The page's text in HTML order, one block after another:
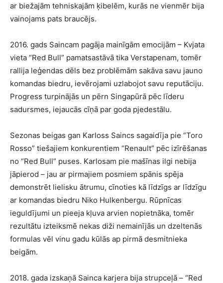
ar biežajām tehniskajām ķibelēm, kurās ne vienmēr bija
vainojams pats braucējs.
2016. gads Saincam pagāja mainīgām emocijām – Kvjata
vieta “Red Bull” pamatsastāvā tika Verstapenam, tomēr
rallija leģendas dēls bez problēmām sakāva savu jauno
komandas biedru, ievērojami uzlabojot savu reputāciju.
Progress turpinājās un pērn Singapūrā pēc līderu
sadursmes, iejaucās cīņā par goda pjedestālu.
Sezonas beigas gan Karloss Saincs sagaidīja pie “Toro
Rosso” tiešajiem konkurentiem “Renault” pēc izīrēšanas
no “Red Bull” puses. Karlosam pie mašīnas ilgi nebija
jāpierod – jau ar pirmajiem posmiem spānis spēja
demonstrēt lielisku ātrumu, cīnoties kā līdzīgs ar līdzīgu
ar komandas biedru Niko Hulkenbergu. Rūpnīcas
ieguldījumi un pieeja kļuva arvien nopietnāka, tomēr
rezultātu izteiksmē nekas diži nemainījās un dzeltenās
formulas vēl vinu gadu kūlās ap pirmā desmitnieka
beigām.
2018. gada izskaņā Sainca karjera bija strupceļā – “Red